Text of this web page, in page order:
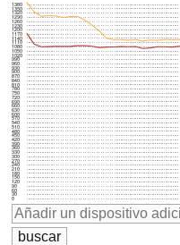
0
30
60
90
120
150
180
210
240
270
300
330
360
390
420
450
480
510
540
570
600
630
660
690
720
750
780
810
840
870
900
930
960
990
1020
1050
1080
1110
1140
1170
1200
1230
1260
1290
1320
1350
1380